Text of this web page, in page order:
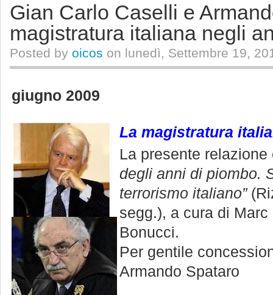
Gian Carlo Caselli e
magistratura italiana negli
Posted by oicos on lunedì, Settembre 19,
giugno 2009
La magistratura
La presente
degli anni di piombo.
terrorismo italiano”
segg.), a cura di
Bonucci.
Per gentile
Armando Spataro